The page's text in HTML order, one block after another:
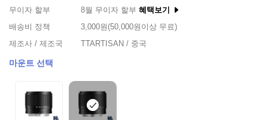
무이자 할부
8월 무이자 할부 혜택보기
배송비 정책
3,000원(50,000원이상 무료)
제조사 / 제조국
TTARTISAN / 중국
마운트 선택